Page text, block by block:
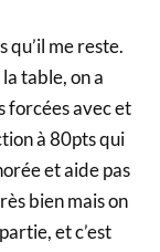
qu’il me reste.
table, on a
forcées avec et
à 80pts qui
et aide pas
bien mais on
et c’est